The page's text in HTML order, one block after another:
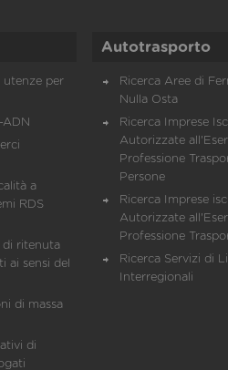
utenze per
ADN
a
RDS
di ritenuta
ai sensi del
di massa
di
Autotrasporto
Ricerca Aree di
Nulla Osta
Ricerca Imprese
Autorizzate
Professione
Persone
Ricerca Imprese
Autorizzate
Professione
Ricerca Servizi di
Interregionali